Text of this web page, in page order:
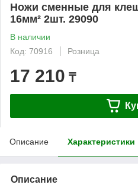
Ножи сменные для
16мм² 2шт. 29090
В наличии
Код: 70916
Розница
17 210 ₸
Описание Характеристики
Описание